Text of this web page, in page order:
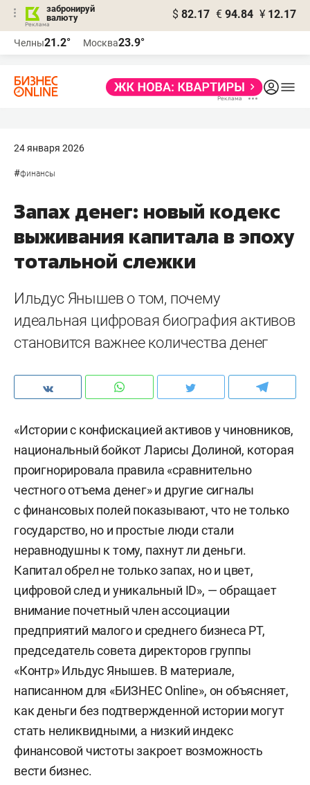
забронируй
валюту
$ 82.17 € 94.84 ¥ 12.17
Челны21.2° Москва23.9°
24 января 2026
#финансы
Запах денег: новый кодекс
выживания капитала в эпоху
тотальной слежки
Ильдус Янышев о том, почему
идеальная цифровая биография активов
становится важнее количества денег
«Истории с конфискацией активов у чиновников,
национальный бойкот Ларисы Долиной, которая
проигнорировала правила «сравнительно
честного отъема денег» и другие сигналы
с финансовых полей показывают, что не только
государство, но и простые люди стали
неравнодушны к тому, пахнут ли деньги.
Капитал обрел не только запах, но и цвет,
цифровой след и уникальный ID», — обращает
внимание почетный член ассоциации
предприятий малого и среднего бизнеса РТ,
председатель совета директоров группы
«Контр» Ильдус Янышев. В материале,
написанном для «БИЗНЕС Online», он объясняет,
как деньги без подтвержденной истории могут
стать неликвидными, а низкий индекс
финансовой чистоты закроет возможность
вести бизнес.